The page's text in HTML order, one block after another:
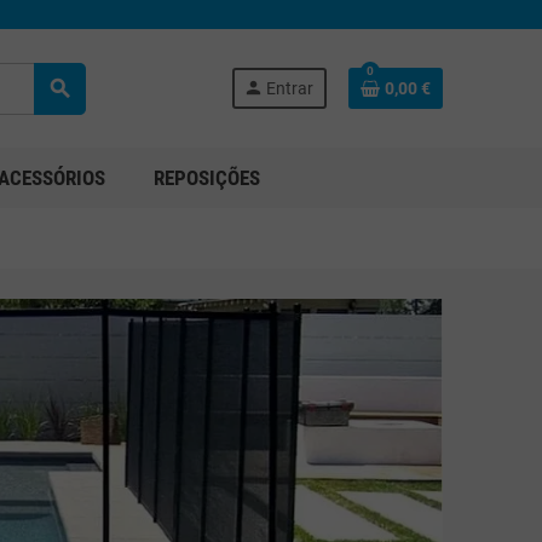
search person Entrar
0
0,00 €
REPOSIÇÕES